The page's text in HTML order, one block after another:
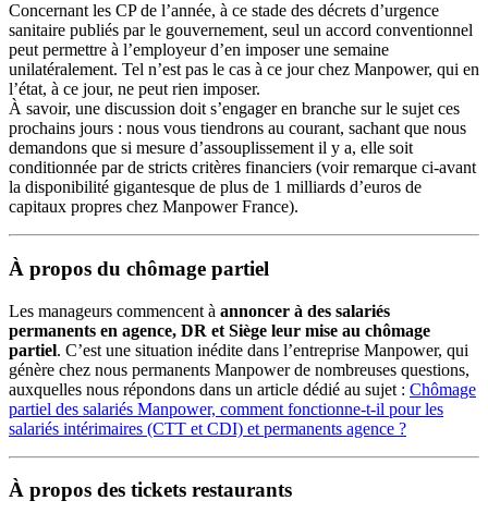
Concernant les CP de l’année, à ce stade des décrets d’urgence
sanitaire publiés par le gouvernement, seul un accord conventionnel
peut permettre à l’employeur d’en imposer une semaine
unilatéralement. Tel n’est pas le cas à ce jour chez Manpower, qui en
l’état, à ce jour, ne peut rien imposer.
À savoir, une discussion doit s’engager en branche sur le sujet ces
prochains jours : nous vous tiendrons au courant, sachant que nous
demandons que si mesure d’assouplissement il y a, elle soit
conditionnée par de stricts critères financiers (voir remarque ci-avant
la disponibilité gigantesque de plus de 1 milliards d’euros de
capitaux propres chez Manpower France).
À propos du chômage partiel
Les manageurs commencent à annoncer à des salariés
permanents en agence, DR et Siège leur mise au chômage
partiel. C’est une situation inédite dans l’entreprise Manpower, qui
génère chez nous permanents Manpower de nombreuses questions,
auxquelles nous répondons dans un article dédié au sujet : Chômage
partiel des salariés Manpower, comment fonctionne-t-il pour les
salariés intérimaires (CTT et CDI) et permanents agence ?
À propos des tickets restaurants